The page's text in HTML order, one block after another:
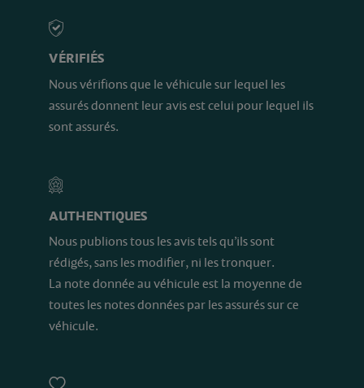
VÉRIFIÉS
Nous vérifions que le véhicule sur lequel les
assurés donnent leur avis est celui pour lequel ils
sont assurés.
AUTHENTIQUES
Nous publions tous les avis tels qu’ils sont
rédigés, sans les modifier, ni les tronquer.
La note donnée au véhicule est la moyenne de
toutes les notes données par les assurés sur ce
véhicule.